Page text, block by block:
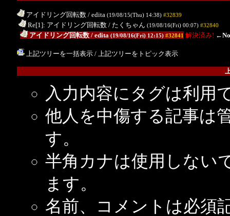
アイドリング回転数/ edita (19/08/15(Thu) 14:38) #32839
Re[1]: アイドリング回転数/ たくちゃん (19/08/16(Fri) 00:07) #32840
アイドリング回転数/ edita (19/08/16(Fri) 12:15) #32841 解決済み!
上記ツリーを一括表示/ 上記ツリーをトピック表示
入力内容にタグは利用
他人を中傷する記事は
す。
半角カナは使用しない
ます。
名前、コメントは必須